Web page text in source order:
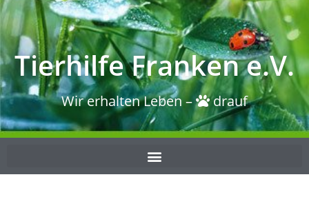
Tierhilfe Franken e.V.
Wir erhalten Leben – drauf